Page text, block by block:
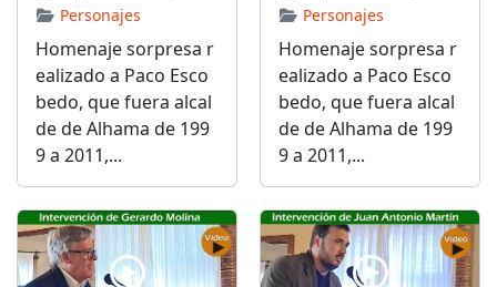
Personajes
Homenaje sorpresa r
ealizado a Paco Esco
bedo, que fuera alcal
de de Alhama de 199
9 a 2011,...
Personajes
Homenaje sorpresa r
ealizado a Paco Esco
bedo, que fuera alcal
de de Alhama de 199
9 a 2011,...